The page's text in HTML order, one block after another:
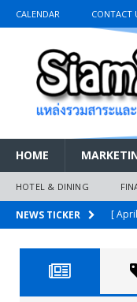
CALENDAR CONTACT
HOME
HOTEL & DINING
NEWS TICKER [
[
เมย